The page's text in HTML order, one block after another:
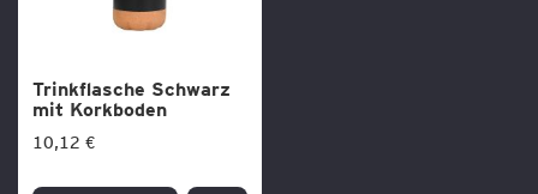
Trinkflasche Schwarz
mit Korkboden
10,12 €